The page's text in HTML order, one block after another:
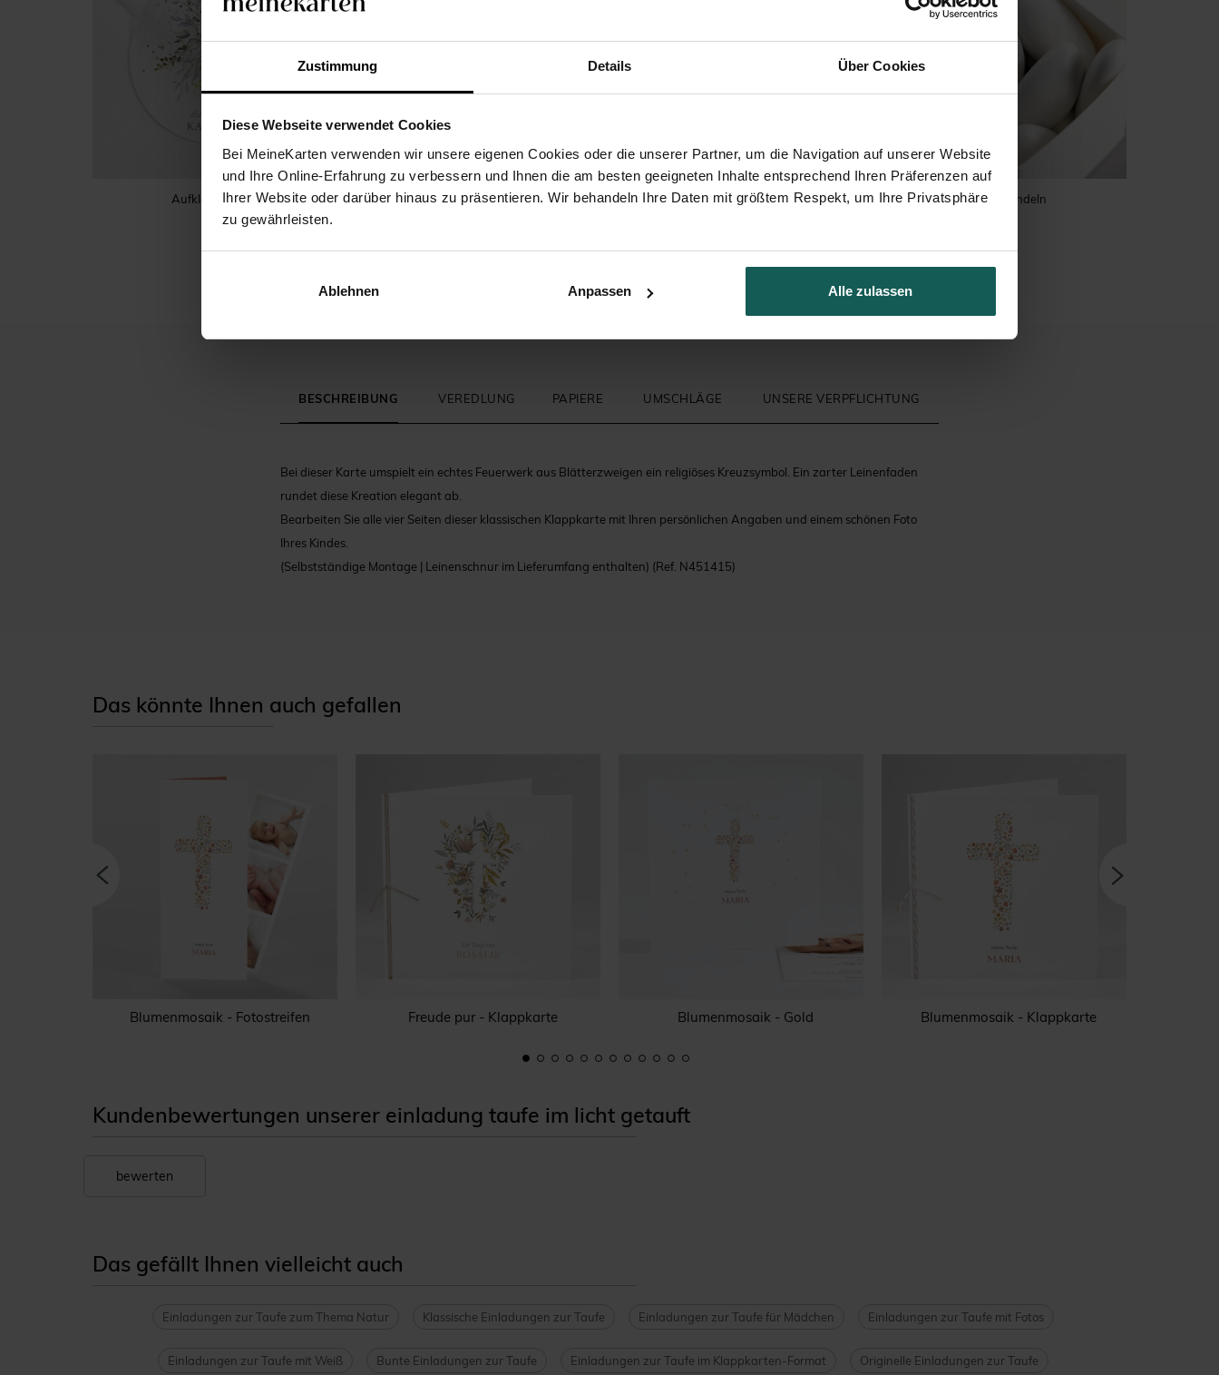
Zustimmung Details Über Cookies
Diese Webseite verwendet Cookies
Bei MeineKarten verwenden wir unsere eigenen Cookies oder die unserer Partner, um die Navigation auf unserer Website
und Ihre Online-Erfahrung zu verbessern und Ihnen die am besten geeigneten Inhalte entsprechend Ihren Präferenzen auf
Ihrer Website oder darüber hinaus zu präsentieren. Wir behandeln Ihre Daten mit größtem Respekt, um Ihre Privatsphäre
zu gewährleisten.
Ablehnen Anpassen Alle zulassen
Aufkleber Taufe Geschenkbeutel Taufe Glasfläschchen mit Korken Taufe Zuckermandeln
BESCHREIBUNG VEREDLUNG PAPIERE UMSCHLÄGE UNSERE VERPFLICHTUNG
Bei dieser Karte umspielt ein echtes Feuerwerk aus Blätterzweigen ein religiöses Kreuzsymbol. Ein zarter Leinenfaden
rundet diese Kreation elegant ab.
Bearbeiten Sie alle vier Seiten dieser klassischen Klappkarte mit Ihren persönlichen Angaben und einem schönen Foto
Ihres Kindes.
(Selbstständige Montage | Leinenschnur im Lieferumfang enthalten) (Ref. N451415)
Das könnte Ihnen auch gefallen
Blumenmosaik - Fotostreifen Freude pur - Klappkarte Blumenmosaik - Gold Blumenmosaik - Klappkarte
Kundenbewertungen unserer einladung taufe im licht getauft
bewerten
Das gefällt Ihnen vielleicht auch
Einladungen zur Taufe zum Thema Natur Klassische Einladungen zur Taufe Einladungen zur Taufe für Mädchen Einladungen zur Taufe mit Fotos
Einladungen zur Taufe mit Weiß Bunte Einladungen zur Taufe Einladungen zur Taufe im Klappkarten-Format Originelle Einladungen zur Taufe